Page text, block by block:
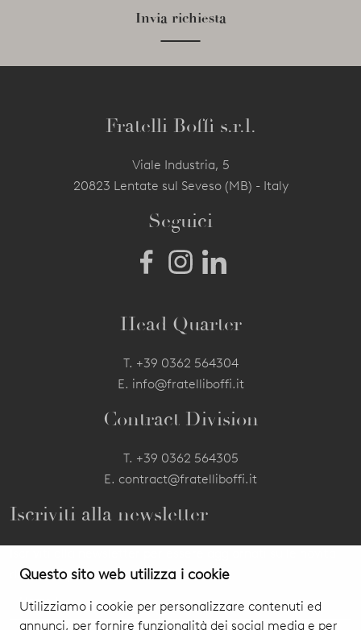
Questo sito web utilizza i cookie
Utilizziamo i cookie per personalizzare contenuti ed
annunci, per fornire funzionalità dei social media e per
Invia richiesta
Fratelli Boffi s.r.l.
Viale Industria, 5
20823 Lentate sul Seveso (MB) - Italy
Seguici
Head Quarter
T. +39 0362 564304
E. info@fratelliboffi.it
Contract Division
T. +39 0362 564305
E. contract@fratelliboffi.it
Iscriviti alla newsletter
dei nostri prodotti ed eventi.